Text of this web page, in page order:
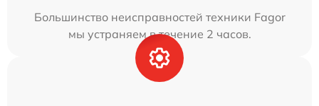
Большинство неисправностей техники Fagor
мы устраняем в течение 2 часов.